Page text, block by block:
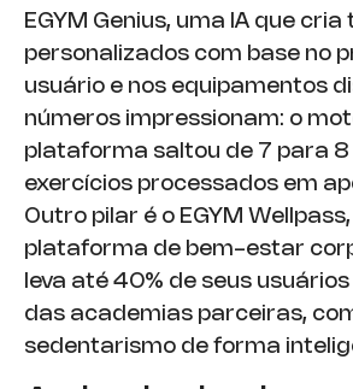
EGYM Genius, uma IA que
personalizados com base no
usuário e nos equipamentos
números impressionam: o
plataforma saltou de 7 para 8
exercícios processados em
Outro pilar é o EGYM
plataforma de bem-estar
leva até 40% de seus
das academias parceiras,
sedentarismo de forma